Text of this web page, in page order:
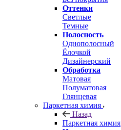
Оттенки
Светлые
Темные
Полосность
Однополосный
Ёлочкой
Дизайнерский
Обработка
Матовая
Полуматовая
Глянцевая
Паркетная химия
Назад
Паркетная химия